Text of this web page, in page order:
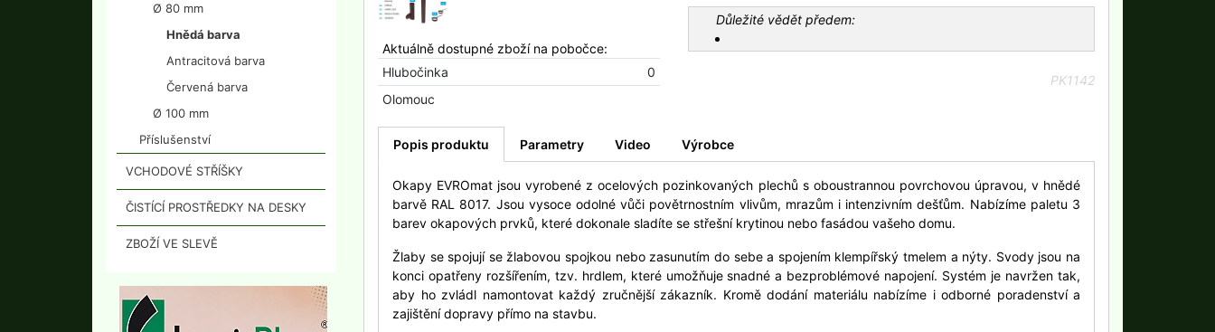
Ø 80 mm
Hnědá barva
Antracitová barva
Červená barva
Ø 100 mm
Příslušenství
VCHODOVÉ STŘÍŠKY
ČISTÍCÍ PROSTŘEDKY NA DESKY
ZBOŽÍ VE SLEVĚ
Aktuálně dostupné zboží na pobočce:
Hlubočinka
0
Olomouc
Důležité vědět předem:
PK1142
Popis produktu Parametry Video Výrobce
Okapy EVROmat jsou vyrobené z ocelových pozinkovaných plechů s oboustrannou povrchovou úpravou, v hnědé
barvě RAL 8017. Jsou vysoce odolné vůči povětrnostním vlivům, mrazům i intenzivním dešťům. Nabízíme paletu 3
barev okapových prvků, které dokonale sladíte se střešní krytinou nebo fasádou vašeho domu.
Žlaby se spojují se žlabovou spojkou nebo zasunutím do sebe a spojením klempířský tmelem a nýty. Svody jsou na
konci opatřeny rozšířením, tzv. hrdlem, které umožňuje snadné a bezproblémové napojení. Systém je navržen tak,
aby ho zvládl namontovat každý zručnější zákazník. Kromě dodání materiálu nabízíme i odborné poradenství a
zajištění dopravy přímo na stavbu.